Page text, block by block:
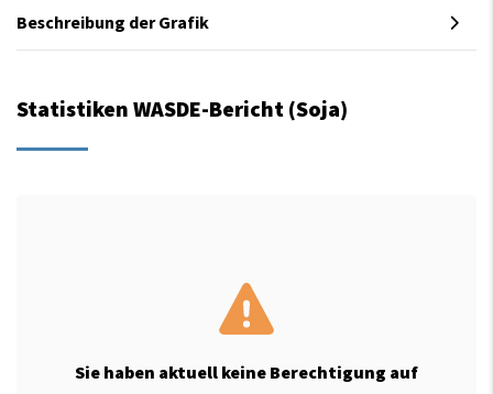
Beschreibung der Grafik
Statistiken WASDE-Bericht (Soja)
Sie haben aktuell keine Berechtigung auf